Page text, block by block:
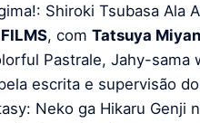
Shiroki Tsubasa Ala
, com Tatsuya
Pastrale, Jahy-sama
escrita e supervisão
Neko ga Hikaru Genji